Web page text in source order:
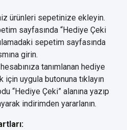
ürünleri sepetinize ekleyin.
sayfasında “Hediye Çeki
sepetim sayfasında
girin.
tanımlanan hediye
için uygula butonuna tıklayın
“Hediye Çeki” alanına yazıp
indirimden yararlanın.